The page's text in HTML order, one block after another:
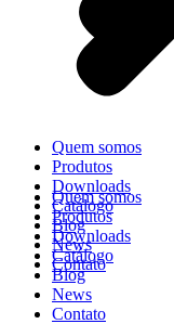
Quem somos
Produtos
Downloads
Catálogo
Blog
News
Contato
Quem somos
Produtos
Downloads
Catálogo
Blog
News
Contato